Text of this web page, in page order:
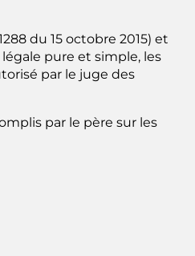
du 15 octobre 2015) et
légale pure et simple, les
par le juge des
par le père sur les